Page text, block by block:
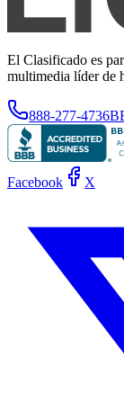
El Clasificado es
multimedia líder de
888-277-4736
Facebook X